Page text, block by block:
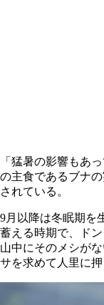
「猛暑の影響もあ
の主食であるブナ
されている。
9月以降は冬眠期を
蓄える時期で、ド
山中にそのメシが
サを求めて人里に